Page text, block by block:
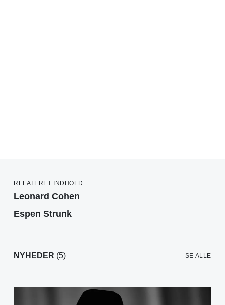
RELATERET INDHOLD
Leonard Cohen
Espen Strunk
NYHEDER (5) SE ALLE